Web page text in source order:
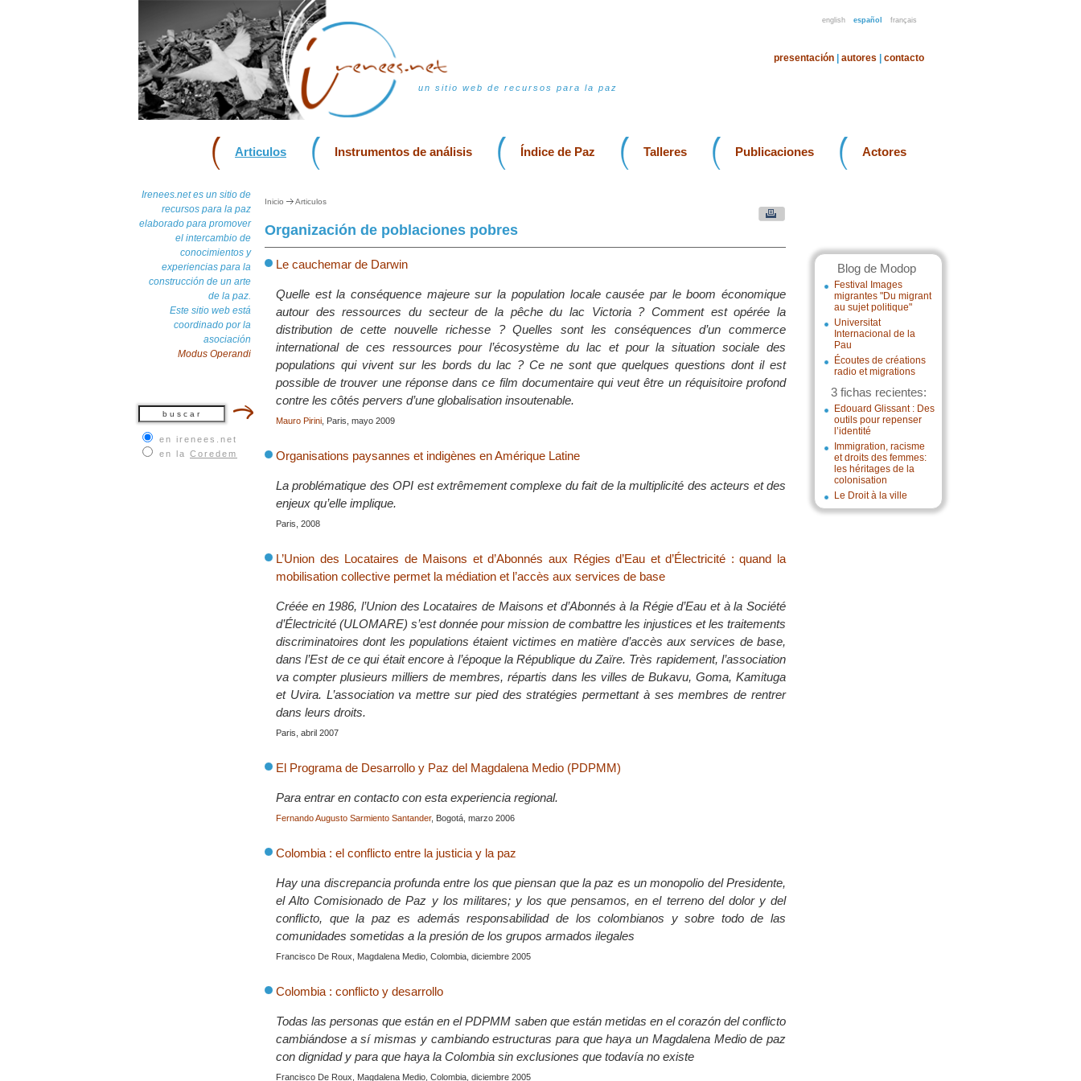
english español français
un sitio web de recursos para la paz
presentación autores contacto
Articulos Instrumentos de análisis Índice de Paz Talleres Publicaciones Actores
Irenees.net es un sitio de
recursos para la paz
elaborado para promover
el intercambio de
conocimientos y
experiencias para la
construcción de un arte
de la paz.
Este sitio web está
coordinado por la
asociación
Modus Operandi
en irenees.net
en la Coredem
Blog de Modop
Festival Images
migrantes "Du migrant
au sujet politique"
Universitat
Internacional de la
Pau
Écoutes de créations
radio et migrations
3 fichas recientes:
Edouard Glissant : Des
outils pour repenser
l’identité
Immigration, racisme
et droits des femmes:
les héritages de la
colonisation
Le Droit à la ville
Inicio Articulos
Organización de poblaciones pobres
Le cauchemar de Darwin
Quelle est la conséquence majeure sur la population locale causée par le boom économique
autour des ressources du secteur de la pêche du lac Victoria ? Comment est opérée la
distribution de cette nouvelle richesse ? Quelles sont les conséquences d’un commerce
international de ces ressources pour l’écosystème du lac et pour la situation sociale des
populations qui vivent sur les bords du lac ? Ce ne sont que quelques questions dont il est
possible de trouver une réponse dans ce film documentaire qui veut être un réquisitoire profond
contre les côtés pervers d’une globalisation insoutenable.
Mauro Pirini , Paris, mayo 2009
Organisations paysannes et indigènes en Amérique Latine
La problématique des OPI est extrêmement complexe du fait de la multiplicité des acteurs et des
enjeux qu’elle implique.
Paris, 2008
L’Union des Locataires de Maisons et d’Abonnés aux Régies d’Eau et d’Électricité : quand la
mobilisation collective permet la médiation et l’accès aux services de base
Créée en 1986, l’Union des Locataires de Maisons et d’Abonnés à la Régie d’Eau et à la Société
d’Électricité (ULOMARE) s’est donnée pour mission de combattre les injustices et les traitements
discriminatoires dont les populations étaient victimes en matière d’accès aux services de base,
dans l’Est de ce qui était encore à l’époque la République du Zaïre. Très rapidement, l’association
va compter plusieurs milliers de membres, répartis dans les villes de Bukavu, Goma, Kamituga
et Uvira. L’association va mettre sur pied des stratégies permettant à ses membres de rentrer
dans leurs droits.
Paris, abril 2007
El Programa de Desarrollo y Paz del Magdalena Medio (PDPMM)
Para entrar en contacto con esta experiencia regional.
Fernando Augusto Sarmiento Santander, Bogotá, marzo 2006
Colombia : el conflicto entre la justicia y la paz
Hay una discrepancia profunda entre los que piensan que la paz es un monopolio del Presidente,
el Alto Comisionado de Paz y los militares; y los que pensamos, en el terreno del dolor y del
conflicto, que la paz es además responsabilidad de los colombianos y sobre todo de las
comunidades sometidas a la presión de los grupos armados ilegales
Francisco De Roux, Magdalena Medio, Colombia, diciembre 2005
Colombia : conflicto y desarrollo
Todas las personas que están en el PDPMM saben que están metidas en el corazón del conflicto
cambiándose a sí mismas y cambiando estructuras para que haya un Magdalena Medio de paz
con dignidad y para que haya la Colombia sin exclusiones que todavía no existe
Francisco De Roux, Magdalena Medio, Colombia, diciembre 2005